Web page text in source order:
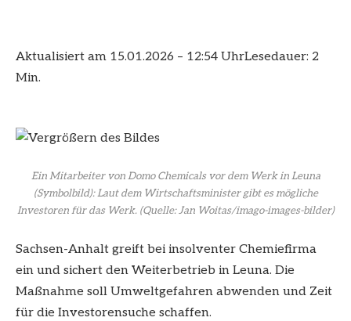
Aktualisiert am 15.01.2026 – 12:54 UhrLesedauer: 2
Min.
Ein Mitarbeiter von Domo Chemicals vor dem Werk in Leuna
(Symbolbild): Laut dem Wirtschaftsminister gibt es mögliche
Investoren für das Werk.(Quelle: Jan Woitas/imago-images-bilder)
Sachsen-Anhalt greift bei insolventer Chemiefirma
ein und sichert den Weiterbetrieb in Leuna. Die
Maßnahme soll Umweltgefahren abwenden und Zeit
für die Investorensuche schaffen.